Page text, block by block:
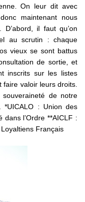
On leur dit avec
maintenant nous
il faut qu’on
au scrutin : chaque
vieux se sont battus
de sortie, et
inscrits sur les listes
valoir leurs droits.
de notre
: Union des
l’Ordre **AICLF :
Français